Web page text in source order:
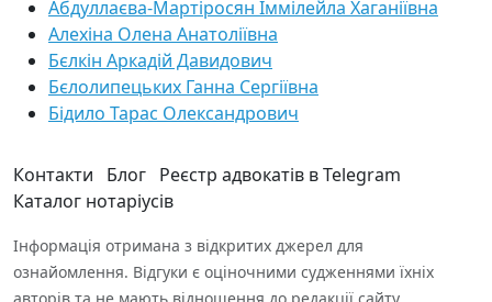
Абдуллаєва-Мартіросян Іммілейла Хаганіївна
Алехіна Олена Анатоліївна
Бєлкін Аркадій Давидович
Бєлолипецьких Ганна Сергіївна
Бідило Тарас Олександрович
Контакти Блог Реєстр адвокатів в Telegram
Каталог нотаріусів
Інформація отримана з відкритих джерел для
ознайомлення. Відгуки є оціночними судженнями їхніх